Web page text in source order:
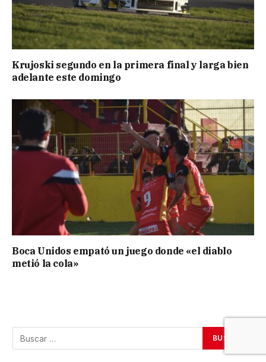
Krujoski segundo en la primera final y larga bien
adelante este domingo
Boca Unidos empató un juego donde «el diablo
metió la cola»